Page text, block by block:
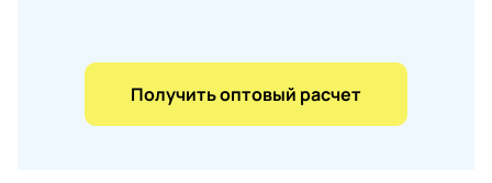
Получить оптовый расчет